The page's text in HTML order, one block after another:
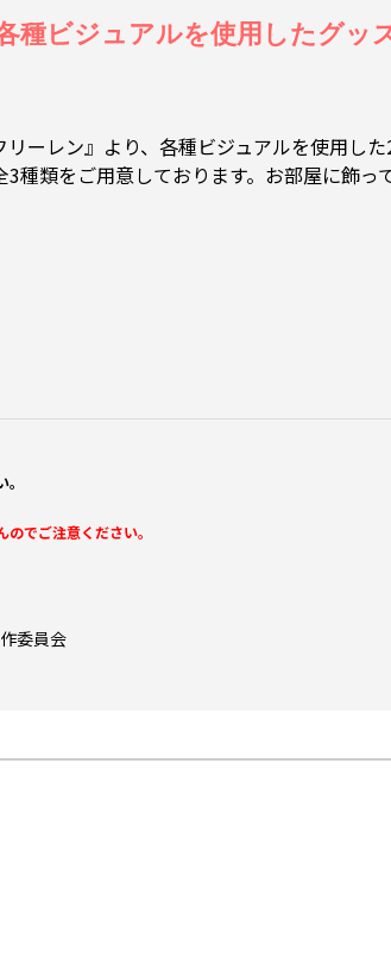
ビジュアルを使用したグッ
ーレン』より、各種ビジュアルを使用した
種類をご用意しております。お部屋に飾っ
でご注意ください。
委員会